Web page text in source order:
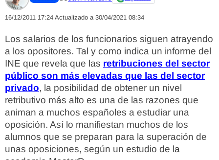
16/12/2011 17:24 Actualizado a 30/04/2021 08:34
Los salarios de los funcionarios siguen atrayendo
a los opositores. Tal y como indica un informe del
INE que revela que las retribuciones del sector
público son más elevadas que las del sector
privado, la posibilidad de obtener un nivel
retributivo más alto es una de las razones que
animan a muchos españoles a estudiar una
oposición. Así lo manifiestan muchos de los
alumnos que se preparan para la superación de
unas oposiciones, según un estudio de la